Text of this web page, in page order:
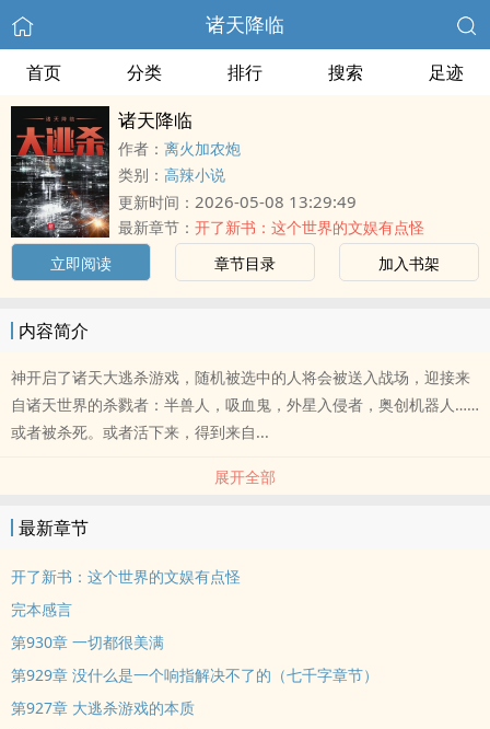
诸天降临
首页 分类 排行 搜索 足迹
诸天降临
作者： 离火加农炮
类别： 高辣小说
更新时间： 2026-05-08 13:29:49
最新章节： 开了新书：这个世界的文娱有点怪
立即阅读
章节目录 加入书架
内容简介
神开启了诸天大逃杀游戏，随机被选中的人将会被送入战场，迎接来
自诸天世界的杀戮者：半兽人，吸血鬼，外星入侵者，奥创机器人……
或者被杀死。或者活下来，得到来自...
展开全部
最新章节
开了新书：这个世界的文娱有点怪
完本感言
第930章 一切都很美满
第929章 没什么是一个响指解决不了的（七千字章节）
第927章 大逃杀游戏的本质